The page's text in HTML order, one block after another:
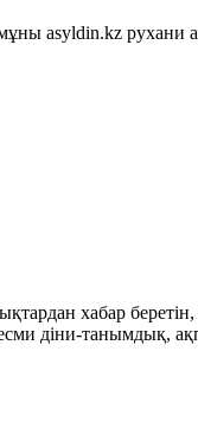
asyldin.kz рухани
хабар
діни-танымдық,